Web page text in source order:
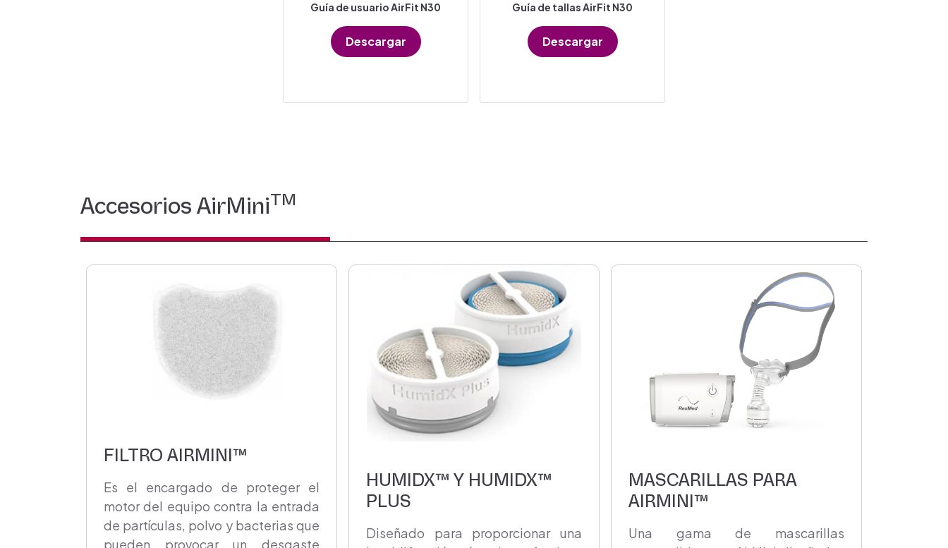
Guía de usuario AirFit N30
Descargar
Guía de tallas AirFit N30
Descargar
Accesorios AirMiniTM
FILTRO AIRMINI™
Es el encargado de proteger el
motor del equipo contra la entrada
de partículas, polvo y bacterias que
pueden provocar un desgaste
HUMIDX™ Y HUMIDX™
PLUS
Diseñado para proporcionar una
MASCARILLAS PARA
AIRMINI™
Una gama de mascarillas